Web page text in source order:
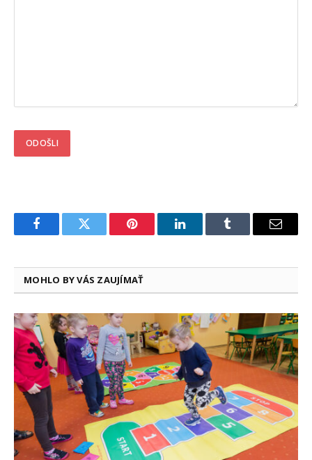
FacebookTwitter Pinterest LinkedInTumblr Email
MOHLO BY VÁS ZAUJÍMAŤ